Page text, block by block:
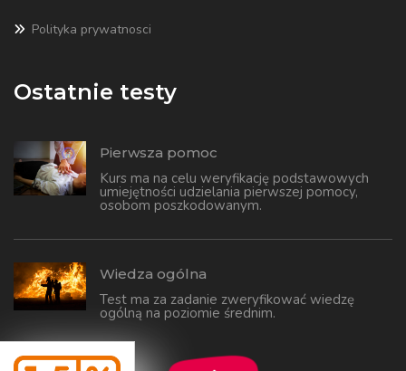
Polityka prywatnosci
Ostatnie testy
Pierwsza pomoc
Kurs ma na celu weryfikację podstawowych
umiejętności udzielania pierwszej pomocy,
osobom poszkodowanym.
Wiedza ogólna
Test ma za zadanie zweryfikować wiedzę
ogólną na poziomie średnim.